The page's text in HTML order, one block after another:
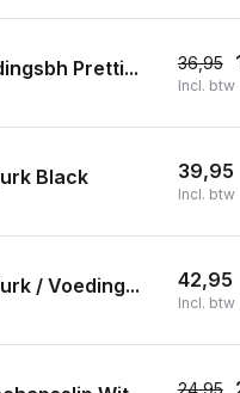
Pretti... 36,95
Incl. btw
Black 39,95
Incl. btw
/ Voeding... 42,95
Incl. btw
24,95